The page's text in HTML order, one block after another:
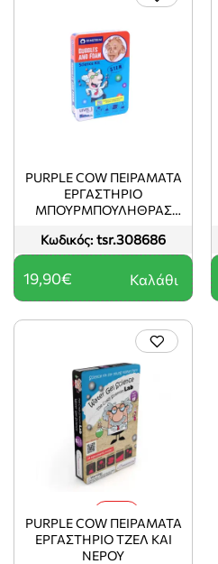
Κωδικός: tsr.308686
PURPLE COW ΠΕΙΡΆΜΑΤΑ
ΕΡΓΑΣΤΉΡΙΟ
ΜΠΟΥΡΜΠΟΥΛΉΘΡΑΣ
19,90€ Καλάθι
PURPLE COW ΠΕΙΡΆΜΑΤΑ
ΕΡΓΑΣΤΉΡΙΟ ΤΖΕΛ ΚΑΙ
ΝΕΡΟΎ